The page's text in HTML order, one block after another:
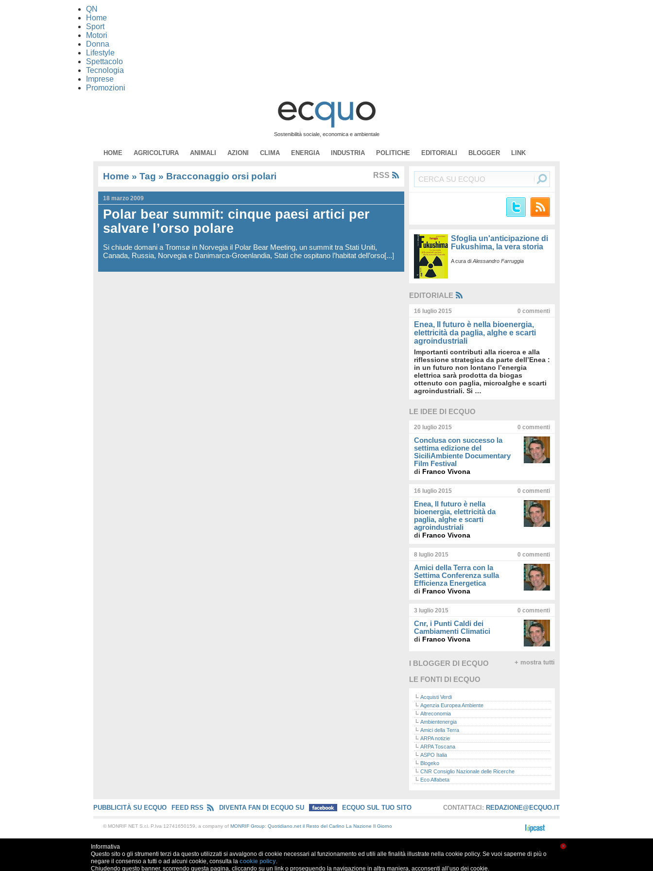
QN
Home
Sport
Motori
Donna
Lifestyle
Spettacolo
Tecnologia
Imprese
Promozioni
Sostenibilità sociale, economica e ambientale
HOME AGRICOLTURA ANIMALI AZIONI CLIMA ENERGIA INDUSTRIA POLITICHE EDITORIALI BLOGGER LINK
Home » Tag » Bracconaggio orsi polari RSS
18 marzo 2009
Polar bear summit: cinque paesi artici per
salvare l’orso polare
Si chiude domani a Tromsø in Norvegia il Polar Bear Meeting, un summit tra Stati Uniti,
Canada, Russia, Norvegia e Danimarca-Groenlandia, Stati che ospitano l’habitat dell’orso[...]
Sfoglia un'anticipazione di
Fukushima, la vera storia
A cura di Alessandro Farruggia
EDITORIALE
16 luglio 2015 0 commenti
Enea, Il futuro è nella bioenergia,
elettricità da paglia, alghe e scarti
agroindustriali
Importanti contributi alla ricerca e alla
riflessione strategica da parte dell’Enea :
in un futuro non lontano l’energia
elettrica sarà prodotta da biogas
ottenuto con paglia, microalghe e scarti
agroindustriali. Si …
LE IDEE DI ECQUO
20 luglio 2015 0 commenti
Conclusa con successo la
settima edizione del
SiciliAmbiente Documentary
Film Festival
di Franco Vivona
16 luglio 2015 0 commenti
Enea, Il futuro è nella
bioenergia, elettricità da
paglia, alghe e scarti
agroindustriali
di Franco Vivona
8 luglio 2015 0 commenti
Amici della Terra con la
Settima Conferenza sulla
Efficienza Energetica
di Franco Vivona
3 luglio 2015 0 commenti
Cnr, i Punti Caldi dei
Cambiamenti Climatici
di Franco Vivona
I BLOGGER DI ECQUO + mostra tutti
LE FONTI DI ECQUO
Acquisti Verdi
Agenzia Europea Ambiente
Altreconomia
Ambientenergia
Amici della Terra
ARPA notizie
ARPA Toscana
ASPO Italia
Blogeko
CNR Consiglio Nazionale delle Ricerche
Eco Alfabeta
Eco Radio
Greenpeace
ISPRA - Istituto Superiore per la Protezione e la
La nuova Ecologia
CONTATTACI: REDAZIONE@ECQUO.IT
PUBBLICITÀ SU ECQUO FEED RSS DIVENTA FAN DI ECQUO SU ECQUO SUL TUO SITO
© MONRIF NET S.r.l. P.Iva 12741650159, a company of MONRIF Group: Quotidiano.net il Resto del Carlino La Nazione Il Giorno
×
Informativa
Questo sito o gli strumenti terzi da questo utilizzati si avvalgono di cookie necessari al funzionamento ed utili alle finalità illustrate nella cookie policy. Se vuoi saperne di più o
negare il consenso a tutti o ad alcuni cookie, consulta la cookie policy.
Chiudendo questo banner, scorrendo questa pagina, cliccando su un link o proseguendo la navigazione in altra maniera, acconsenti all’uso dei cookie.